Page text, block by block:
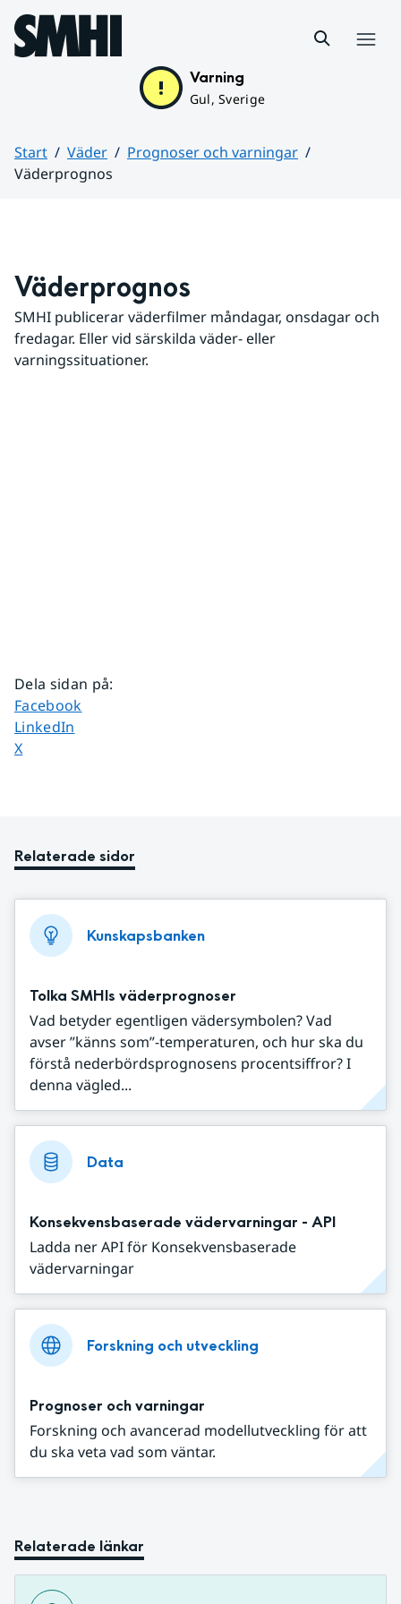
Hoppa till sidans innehåll
Varning
Gul, Sverige
Start Väder
Prognoser och varningar
Väderprognos
Väderprognos
SMHI publicerar väderfilmer måndagar, onsdagar och
fredagar. Eller vid särskilda väder- eller
varningssituationer.
Dela sidan på:
Dela sidan på
Facebook
Dela sidan på
LinkedIn
Dela sidan på
X
Relaterade sidor
Kunskapsbanken
Tolka SMHIs väderprognoser
Vad betyder egentligen vädersymbolen? Vad
avser ”känns som”-temperaturen, och hur ska du
förstå nederbördsprognosens procentsiffror? I
denna vägled...
Data
Konsekvensbaserade vädervarningar - API
Ladda ner API för Konsekvensbaserade
vädervarningar
Forskning och utveckling
Prognoser och varningar
Forskning och avancerad modellutveckling för att
du ska veta vad som väntar.
Relaterade länkar